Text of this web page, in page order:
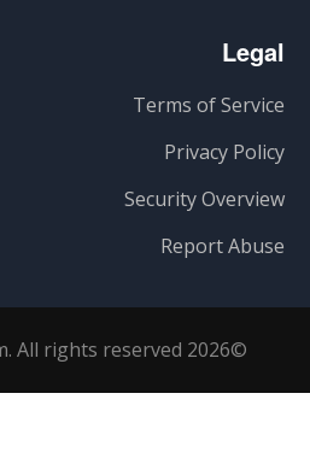
Legal
Terms of Service
Privacy Policy
Security Overview
Report Abuse
©2026 by Visual Paradigm. All rights reserved.